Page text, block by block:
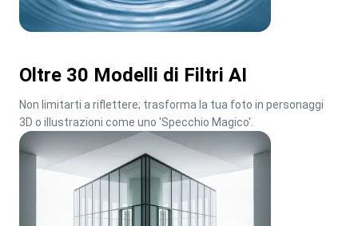
Oltre 30 Modelli di Filtri AI
Non limitarti a riflettere; trasforma la tua foto in personaggi
3D o illustrazioni come uno 'Specchio Magico'.